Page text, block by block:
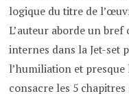
logique du titre de
L’auteur aborde un
internes dans la Jet-set
l’humiliation et
consacre les 5